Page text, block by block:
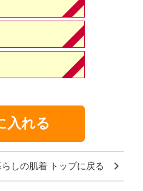
入れる
らしの肌着 トップに戻る